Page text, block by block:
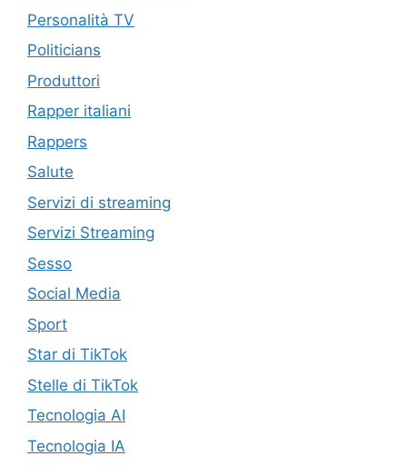
Personalità TV
Politicians
Produttori
Rapper italiani
Rappers
Salute
Servizi di streaming
Servizi Streaming
Sesso
Social Media
Sport
Star di TikTok
Stelle di TikTok
Tecnologia AI
Tecnologia IA